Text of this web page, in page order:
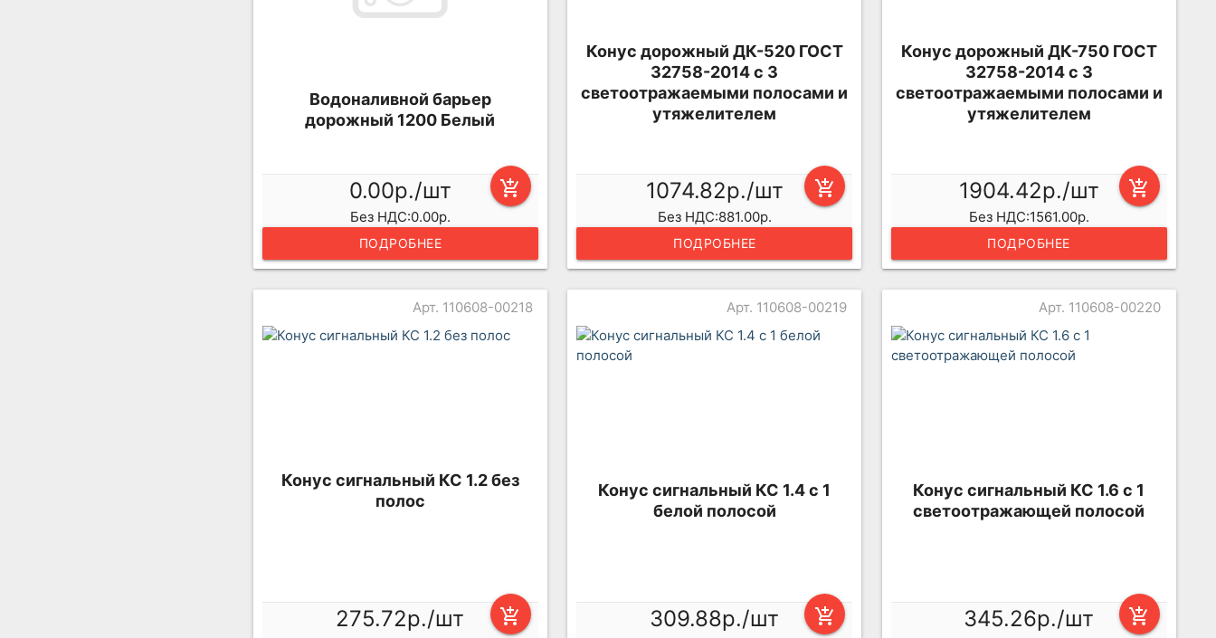
Водоналивной барьер
дорожный 1200 Белый
add_shopping_cart
0.00р./шт
Без НДС:0.00р.
ПОДРОБНЕЕ
Конус дорожный ДК-520 ГОСТ
32758-2014 с 3
светоотражаемыми полосами и
утяжелителем
add_shopping_cart
1074.82р./шт
Без НДС:881.00р.
ПОДРОБНЕЕ
Конус дорожный ДК-750 ГОСТ
32758-2014 с 3
светоотражаемыми полосами и
утяжелителем
add_shopping_cart
1904.42р./шт
Без НДС:1561.00р.
ПОДРОБНЕЕ
Арт. 110608-00218
Конус сигнальный КС 1.2 без
полос
add_shopping_cart
275.72р./шт
Арт. 110608-00219
Конус сигнальный КС 1.4 с 1
белой полосой
add_shopping_cart
309.88р./шт
Арт. 110608-00220
Конус сигнальный КС 1.6 с 1
светоотражающей полосой
add_shopping_cart
345.26р./шт